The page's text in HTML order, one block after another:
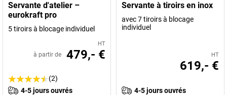
Servante d'atelier –
eurokraft pro
5 tiroirs à blocage individuel
HT
à partir de 479,- €
(2)
4-5 jours ouvrés
Servante à tiroirs en inox
avec 7 tiroirs à blocage
individuel
HT
619,- €
4-5 jours ouvrés